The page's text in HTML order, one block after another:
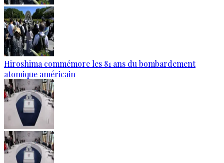
Hiroshima commémore les 81 ans du bombardement
atomique américain